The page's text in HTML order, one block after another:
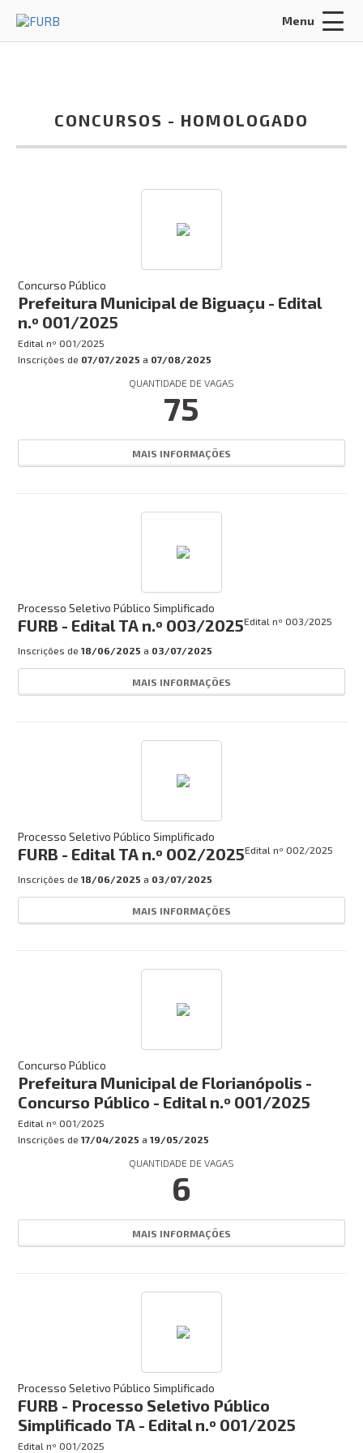
Esqueci a minha senha
POLÍTICA DE PRIVACIDADE
FALE CONOSCO
HOMOLOGADO
Busca:
BUSCAR
Menu
CONCURSOS - HOMOLOGADO
Concurso Público
Prefeitura Municipal de Biguaçu - Edital
n.º 001/2025
Edital nº 001/2025
Inscrições de 07/07/2025 a 07/08/2025
QUANTIDADE DE VAGAS
75
MAIS INFORMAÇÕES
Processo Seletivo Público Simplificado
FURB - Edital TA n.º 003/2025Edital nº 003/2025
Inscrições de 18/06/2025 a 03/07/2025
MAIS INFORMAÇÕES
Processo Seletivo Público Simplificado
FURB - Edital TA n.º 002/2025Edital nº 002/2025
Inscrições de 18/06/2025 a 03/07/2025
MAIS INFORMAÇÕES
Concurso Público
Prefeitura Municipal de Florianópolis -
Concurso Público - Edital n.º 001/2025
Edital nº 001/2025
Inscrições de 17/04/2025 a 19/05/2025
QUANTIDADE DE VAGAS
6
MAIS INFORMAÇÕES
Processo Seletivo Público Simplificado
FURB - Processo Seletivo Público
Simplificado TA - Edital n.º 001/2025
Edital nº 001/2025